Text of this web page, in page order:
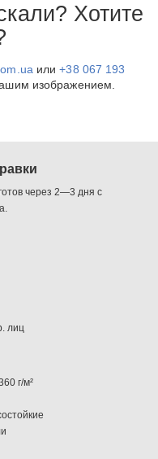
Хотите
или+38 067 193
изображением.
через 2—3 дня с
лиц
г/м²